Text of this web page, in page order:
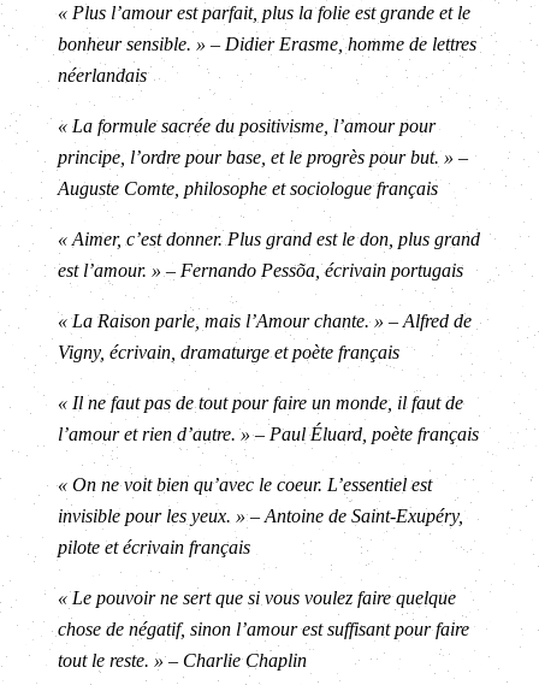
« Plus l’amour est parfait, plus la folie est grande et le
bonheur sensible. » – Didier Erasme, homme de lettres
néerlandais
« La formule sacrée du positivisme, l’amour pour
principe, l’ordre pour base, et le progrès pour but. » –
Auguste Comte, philosophe et sociologue français
« Aimer, c’est donner. Plus grand est le don, plus grand
est l’amour. » – Fernando Pessõa, écrivain portugais
« La Raison parle, mais l’Amour chante. » – Alfred de
Vigny, écrivain, dramaturge et poète français
« Il ne faut pas de tout pour faire un monde, il faut de
l’amour et rien d’autre. » – Paul Éluard, poète français
« On ne voit bien qu’avec le coeur. L’essentiel est
invisible pour les yeux. » – Antoine de Saint-Exupéry,
pilote et écrivain français
« Le pouvoir ne sert que si vous voulez faire quelque
chose de négatif, sinon l’amour est suffisant pour faire
tout le reste. » – Charlie Chaplin